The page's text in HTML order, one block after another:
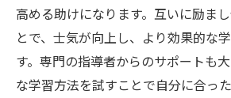
高める助けになります。互いに励ま
とで、士気が向上し、より効果的な
す。専門の指導者からのサポートも
な学習方法を試すことで自分に合っ